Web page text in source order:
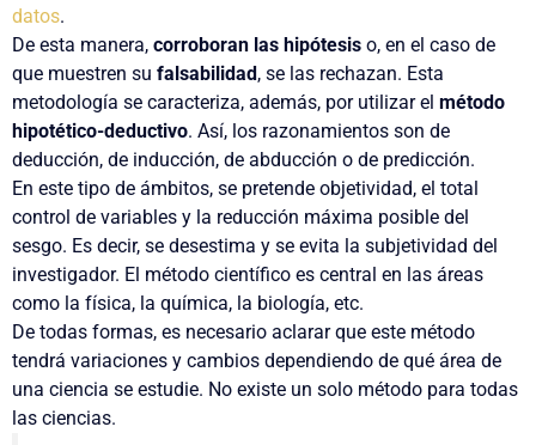
datos.
De esta manera, corroboran las hipótesis o, en el caso de
que muestren su falsabilidad, se las rechazan. Esta
metodología se caracteriza, además, por utilizar el método
hipotético-deductivo. Así, los razonamientos son de
deducción, de inducción, de abducción o de predicción.
En este tipo de ámbitos, se pretende objetividad, el total
control de variables y la reducción máxima posible del
sesgo. Es decir, se desestima y se evita la subjetividad del
investigador. El método científico es central en las áreas
como la física, la química, la biología, etc.
De todas formas, es necesario aclarar que este método
tendrá variaciones y cambios dependiendo de qué área de
una ciencia se estudie. No existe un solo método para todas
las ciencias.